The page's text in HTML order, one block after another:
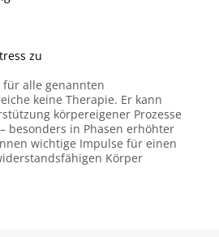
zu
für alle genannten
keine Therapie. Er kann
körpereigener Prozesse
besonders in Phasen erhöhter
wichtige Impulse für einen
Körper